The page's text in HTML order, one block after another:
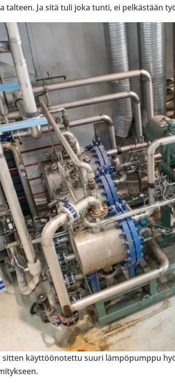
talteen. Ja sitä tuli joka tunti, ei pel­käs­tään
käyt­töö­no­tettu suuri läm­pö­pumppu